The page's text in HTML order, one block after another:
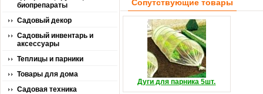
биопрепараты
Садовый декор
Садовый инвентарь и
аксессуары
Теплицы и парники
Товары для дома
Садовая техника
Сопутствующие товары
Дуги для парника 5шт.